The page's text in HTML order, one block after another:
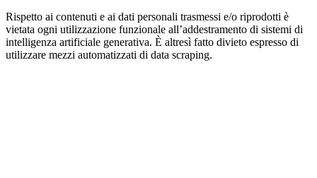
Rispetto ai contenuti e ai dati personali trasmessi e/o riprodotti è
vietata ogni utilizzazione funzionale all’addestramento di sistemi di
intelligenza artificiale generativa. È altresì fatto divieto espresso di
utilizzare mezzi automatizzati di data scraping.